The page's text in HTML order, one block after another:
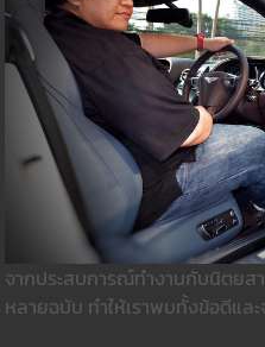
จากประสบการณ์ทำงานกับนิตยส
หลายฉบับ ทำให้เราพบทั้งข้อดีแล